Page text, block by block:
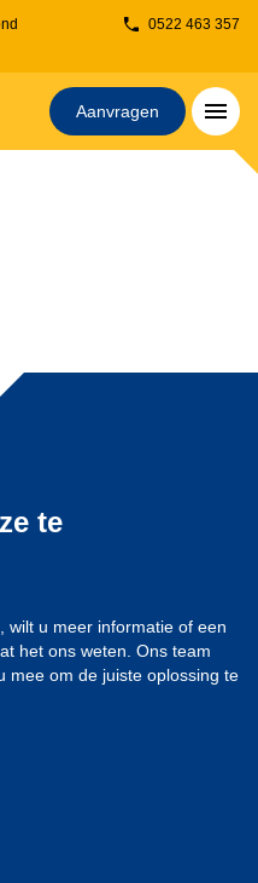
transport, rijplaten en
0522 463 357
Aanvragen
te
wilt u meer informatie of een
het ons weten. Ons team
mee om de juiste oplossing te